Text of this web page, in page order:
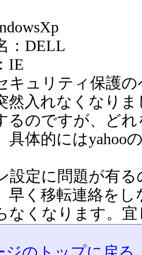
：DELL
IE
キュリティ保護
然入れなくなり
るのですが、ど
具体的にはyahoo
設定に問題が有
早く移転連絡を
なくなります。